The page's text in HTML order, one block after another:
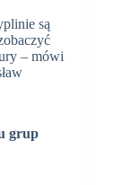
są
– mówi
grup